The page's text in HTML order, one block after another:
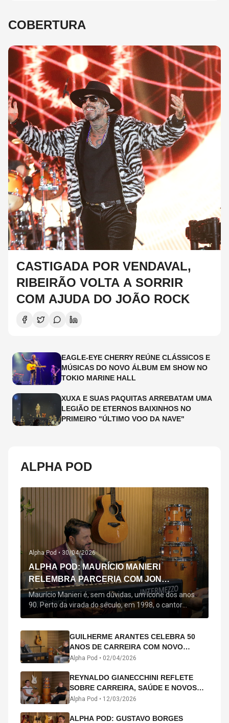
COBERTURA
CASTIGADA POR VENDAVAL,
RIBEIRÃO VOLTA A SORRIR
COM AJUDA DO JOÃO ROCK
EAGLE-EYE CHERRY REÚNE CLÁSSICOS E
MÚSICAS DO NOVO ÁLBUM EM SHOW NO
TOKIO MARINE HALL
XUXA E SUAS PAQUITAS ARREBATAM UMA
LEGIÃO DE ETERNOS BAIXINHOS NO
PRIMEIRO "ÚLTIMO VOO DA NAVE"
ALPHA POD
Alpha Pod • 30/04/2026
ALPHA POD: MAURÍCIO MANIERI
RELEMBRA PARCERIA COM JON
SECADA, ORIGEM DE "BEM QUERER" E
MAIS
Maurício Manieri é, sem dúvidas, um ícone dos anos
90. Perto da virada do século, em 1998, o cantor
estreou oficialmente com o seu primeiro disco, "A
acompanham até hoje, quase trinta anos mais tarde:
"Bem Querer" e "Minha Menina". Em 2026, o astro
segue com o […]
GUILHERME ARANTES CELEBRA 50
ANOS DE CARREIRA COM NOVO
ÁLBUM INTERDIMENSIONAL E TURNÊ
Alpha Pod • 02/04/2026
REYNALDO GIANECCHINI REFLETE
SOBRE CARREIRA, SAÚDE E NOVOS
CAMINHOS ARTÍSTICOS NO ALPHA
Alpha Pod • 12/03/2026
ALPHA POD: GUSTAVO BORGES